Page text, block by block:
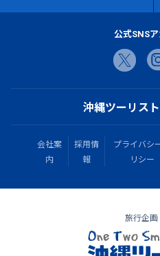
公式SNS
沖縄ツーリス
会社案
内
採用情
報
プライバシ
リシー
旅行企